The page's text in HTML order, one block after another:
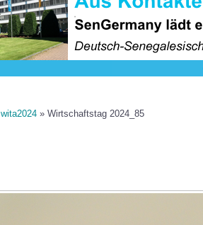
wita2024 » Wirtschaftstag 2024_85